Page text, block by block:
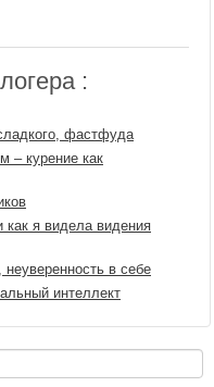
:
фастфуда
– курение как
как я видела видения
в себе
интеллект